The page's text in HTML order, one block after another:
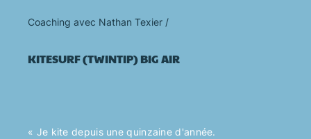
Coaching avec Nathan Texier /
KITESURF (TWINTIP)BIG AIR
« Je kite depuis une quinzaine d'année.